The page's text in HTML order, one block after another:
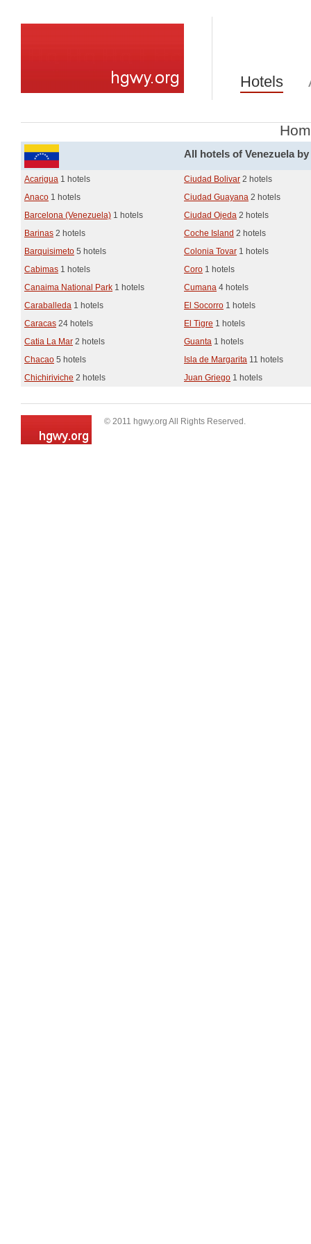
Hotels
All hotels of Venezuela
Acarigua 1 hotels Ciudad Bolivar 2 hotels
Anaco 1 hotels Ciudad Guayana 2 hotels
Barcelona (Venezuela) 1 hotels Ciudad Ojeda 2 hotels
Barinas 2 hotels Coche Island 2 hotels
Barquisimeto 5 hotels Colonia Tovar 1 hotels
Cabimas 1 hotels Coro 1 hotels
Canaima National Park 1 hotels Cumana 4 hotels
Caraballeda 1 hotels El Socorro 1 hotels
Caracas 24 hotels El Tigre 1 hotels
Catia La Mar 2 hotels Guanta 1 hotels
Chacao 5 hotels Isla de Margarita 11 hotels
Chichiriviche 2 hotels Juan Griego 1 hotels
© 2011 hgwy.org All Rights Reserved.